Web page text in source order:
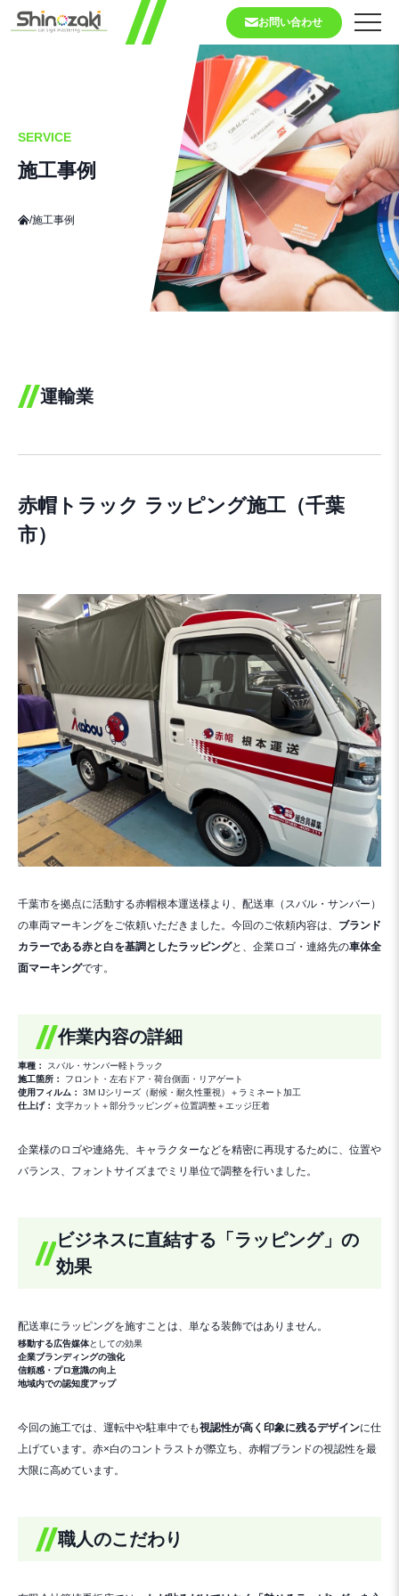
お問い合わせ
SERVICE
施工事例
/施工事例
運輸業
赤帽トラック ラッピング施工（千葉
市）
千葉市を拠点に活動する赤帽根本運送様より、配送車（スバル・サンバー）
の車両マーキングをご依頼いただきました。今回のご依頼内容は、 ブランド
カラーである赤と白を基調としたラッピングと、企業ロゴ・連絡先の車体全
面マーキングです。
作業内容の詳細
車種：
スバル・サンバー軽トラック
施工箇所：
フロント・左右ドア・荷台側面・リアゲート
使用フィルム：
3M IJシリーズ（耐候・耐久性重視）＋ラミネート加工
仕上げ：
文字カット＋部分ラッピング＋位置調整＋エッジ圧着
企業様のロゴや連絡先、キャラクターなどを精密に再現するために、位置や
バランス、フォントサイズまでミリ単位で調整を行いました。
ビジネスに直結する「ラッピング」の
効果
配送車にラッピングを施すことは、単なる装飾ではありません。
移動する広告媒体としての効果
企業ブランディングの強化
信頼感・プロ意識の向上
地域内での認知度アップ
今回の施工では、運転中や駐車中でも視認性が高く印象に残るデザインに仕
上げています。赤×白のコントラストが際立ち、赤帽ブランドの視認性を最
大限に高めています。
職人のこだわり